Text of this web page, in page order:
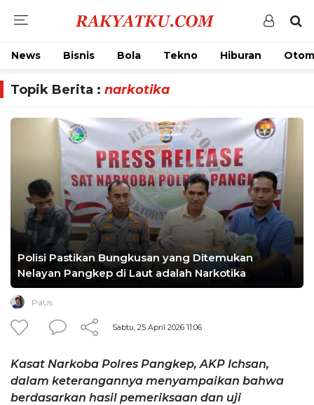
News Bisnis Bola Tekno Hiburan
Topik Berita : narkotika
Polisi Pastikan Bungkusan yang Ditemukan
Nelayan Pangkep di Laut adalah Narkotika
PaUs
Sabtu, 25 April 2026 11:06
Kasat Narkoba Polres Pangkep, AKP Ichsan,
dalam keterangannya menyampaikan bahwa
berdasarkan hasil pemeriksaan dan uji